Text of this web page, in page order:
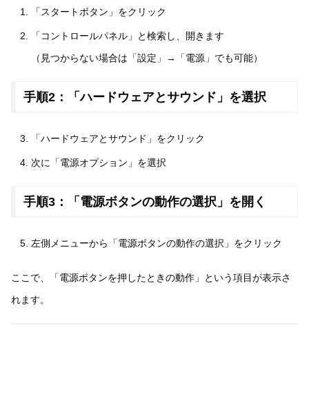
「スタートボタン」をクリック
「コントロールパネル」と検索し、開きます
（見つからない場合は「設定」→「電源」でも可能）
手順2：「ハードウェアとサウンド」を選択
「ハードウェアとサウンド」をクリック
次に「電源オプション」を選択
手順3：「電源ボタンの動作の選択」を開く
左側メニューから「電源ボタンの動作の選択」をクリック
ここで、「電源ボタンを押したときの動作」という項目が表示さ
れます。